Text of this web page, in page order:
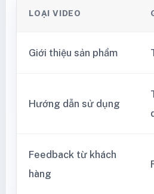
LOẠI VIDEO
Giới thiệu sản phẩm
Hướng dẫn sử dụng
Feedback từ khách
hàng